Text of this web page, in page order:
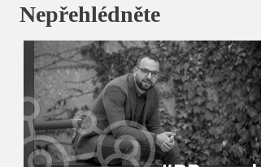
Nepřehlédněte